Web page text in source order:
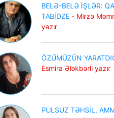
BELƏ-BELƏ İŞLƏR:
TABİDZE - Mirzə
yazır
ÖZÜMÜZÜN
Esmira Ələkbərli yazır
PULSUZ TƏHSİL,